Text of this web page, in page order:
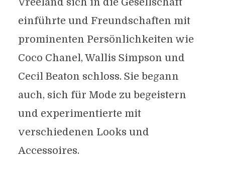
einführte und Freundschaften mit
prominenten Persönlichkeiten wie
Coco Chanel, Wallis Simpson und
Cecil Beaton schloss. Sie begann
auch, sich für Mode zu begeistern
und experimentierte mit
verschiedenen Looks und
Accessoires.